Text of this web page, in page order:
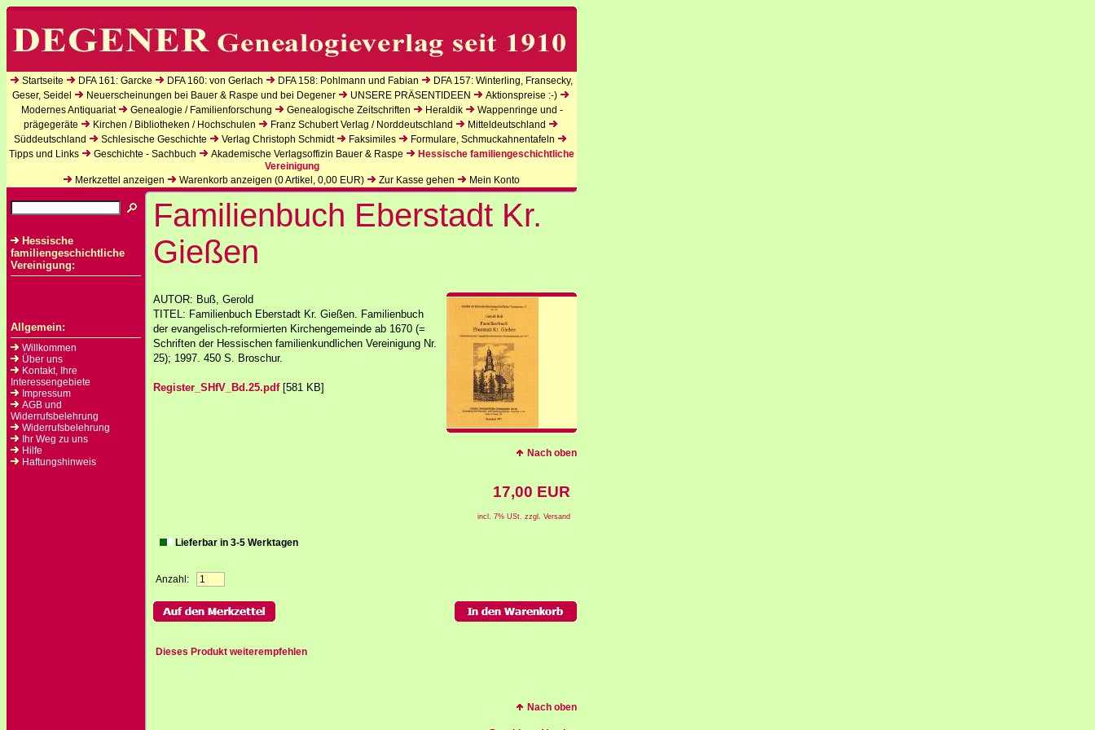
Startseite DFA 161: Garcke DFA 160: von Gerlach DFA 158: Pohlmann und Fabian
DFA 157: Winterling, Fransecky,
Geser, Seidel
Neuerscheinungen bei Bauer & Raspe und bei Degener UNSERE PRÄSENTIDEEN
Aktionspreise :-)
Modernes Antiquariat
Genealogie / Familienforschung Genealogische Zeitschriften Heraldik
Wappenringe und -
prägegeräte
Kirchen / Bibliotheken / Hochschulen Franz Schubert Verlag / Norddeutschland
Mitteldeutschland
Süddeutschland
Schlesische Geschichte Verlag Christoph Schmidt Faksimiles
Formulare, Schmuckahnentafeln
Tipps und Links
Geschichte - Sachbuch Akademische Verlagsoffizin Bauer & Raspe
Hessische familiengeschichtliche
Vereinigung
Merkzettel anzeigen
Warenkorb anzeigen (0Artikel, 0,00 EUR) Zur Kasse gehen Mein Konto
Hessische
familiengeschichtliche
Vereinigung:
Allgemein:
Willkommen
Über uns
Kontakt, Ihre
Interessengebiete
Impressum
AGB und
Widerrufsbelehrung
Widerrufsbelehrung
Ihr Weg zu uns
Hilfe
Haftungshinweis
Familienbuch Eberstadt Kr.
Gießen
AUTOR: Buß, Gerold
TITEL: Familienbuch Eberstadt Kr. Gießen. Familienbuch
der evangelisch-reformierten Kirchengemeinde ab 1670 (=
Schriften der Hessischen familienkundlichen Vereinigung Nr.
25); 1997. 450 S. Broschur.
Register_SHfV_Bd.25.pdf[581 KB]
Nach oben
17,00 EUR
incl. 7% USt. zzgl. Versand
Lieferbar in 3-5 Werktagen
Anzahl:
Dieses Produkt weiterempfehlen
Nach oben